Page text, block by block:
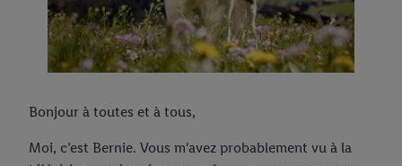
Bonjour à toutes et à tous,
Moi, c’est Bernie. Vous m'avez probablement vu à la